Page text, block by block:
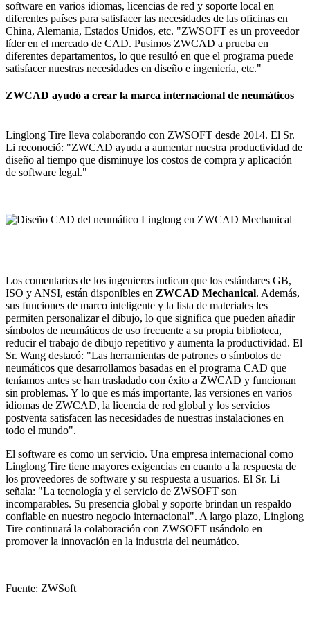
software en varios idiomas, licencias de red y soporte local en
diferentes países para satisfacer las necesidades de las oficinas en
China, Alemania, Estados Unidos, etc. "ZWSOFT es un proveedor
líder en el mercado de CAD. Pusimos ZWCAD a prueba en
diferentes departamentos, lo que resultó en que el programa puede
satisfacer nuestras necesidades en diseño e ingeniería, etc."
ZWCAD ayudó a crear la marca internacional de neumáticos
Linglong Tire lleva colaborando con ZWSOFT desde 2014. El Sr.
Li reconoció: "ZWCAD ayuda a aumentar nuestra productividad de
diseño al tiempo que disminuye los costos de compra y aplicación
de software legal."
Los comentarios de los ingenieros indican que los estándares GB,
ISO y ANSI, están disponibles en ZWCAD Mechanical. Además,
sus funciones de marco inteligente y la lista de materiales les
permiten personalizar el dibujo, lo que significa que pueden añadir
símbolos de neumáticos de uso frecuente a su propia biblioteca,
reducir el trabajo de dibujo repetitivo y aumenta la productividad. El
Sr. Wang destacó: "Las herramientas de patrones o símbolos de
neumáticos que desarrollamos basadas en el programa CAD que
teníamos antes se han trasladado con éxito a ZWCAD y funcionan
sin problemas. Y lo que es más importante, las versiones en varios
idiomas de ZWCAD, la licencia de red global y los servicios
postventa satisfacen las necesidades de nuestras instalaciones en
todo el mundo".
El software es como un servicio. Una empresa internacional como
Linglong Tire tiene mayores exigencias en cuanto a la respuesta de
los proveedores de software y su respuesta a usuarios. El Sr. Li
señala: "La tecnología y el servicio de ZWSOFT son
incomparables. Su presencia global y soporte brindan un respaldo
confiable en nuestro negocio internacional". A largo plazo, Linglong
Tire continuará la colaboración con ZWSOFT usándolo en
promover la innovación en la industria del neumático.
Fuente: ZWSoft